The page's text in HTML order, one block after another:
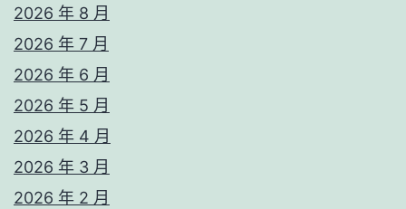
2026 年 8 月
2026 年 7 月
2026 年 6 月
2026 年 5 月
2026 年 4 月
2026 年 3 月
2026 年 2 月